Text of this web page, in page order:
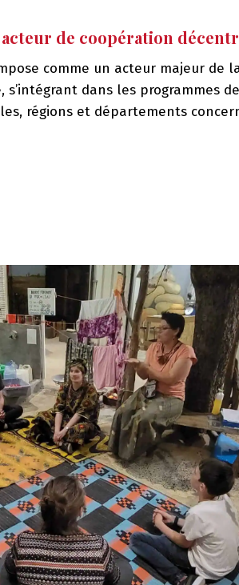
acteur de coopération
comme un acteur majeur de
dans les programmes de
régions et départements